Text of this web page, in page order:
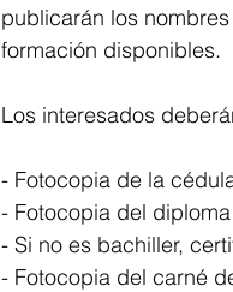
publicarán los
formación disponibles.
Los interesados
- Fotocopia de la
- Fotocopia del
- Si no es bachiller,
- Fotocopia del carné